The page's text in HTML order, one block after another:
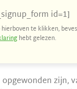
id=1]
te klikken,
hebt gelezen.
zijn,